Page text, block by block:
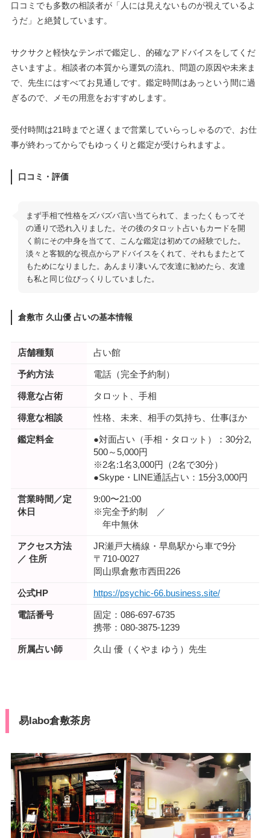
口コミでも多数の相談者が「人には見えないものが視えているよ
うだ」と絶賛しています。
サクサクと軽快なテンポで鑑定し、的確なアドバイスをしてくだ
さいますよ。相談者の本質から運気の流れ、問題の原因や未来ま
で、先生にはすべてお見通しです。鑑定時間はあっという間に過
ぎるので、メモの用意をおすすめします。
受付時間は21時までと遅くまで営業していらっしゃるので、お仕
事が終わってからでもゆっくりと鑑定が受けられますよ。
口コミ・評価
まず手相で性格をズバズバ言い当てられて、まったくもってそ
の通りで恐れ入りました。その後のタロット占いもカードを開
く前にその中身を当てて、こんな鑑定は初めての経験でした。
淡々と客観的な視点からアドバイスをくれて、それもまたとて
もためになりました。あんまり凄いんで友達に勧めたら、友達
も私と同じ位びっくりしていました。
倉敷市 久山優 占いの基本情報
店舗種類 占い館
予約方法 電話（完全予約制）
得意な占術 タロット、手相
得意な相談 性格、未来、相手の気持ち、仕事ほか
鑑定料金
●対面占い（手相・タロット）：30分2,
500～5,000円
※2名:1名3,000円（2名で30分）
●Skype・LINE通話占い：15分3,000円
営業時間／定
休日
9:00〜21:00
※完全予約制 ／
年中無休
アクセス方法
／ 住所
JR瀬戸大橋線・早島駅から車で9分
〒710-0027
岡山県倉敷市西田226
公式HP https://psychic-66.business.site/
電話番号
固定：086-697-6735
携帯：080-3875-1239
所属占い師 久山 優（くやま ゆう）先生
易labo倉敷茶房